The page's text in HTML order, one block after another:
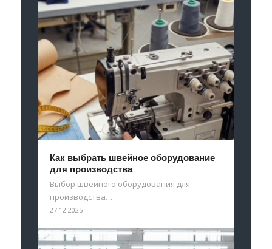
Как выбрать швейное оборудование
для производства
Выбор швейного оборудования для
производства…
27.12.2025